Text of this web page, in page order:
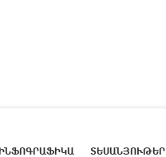
ՏԵՍԱՆՅՈՒԹԵՐ